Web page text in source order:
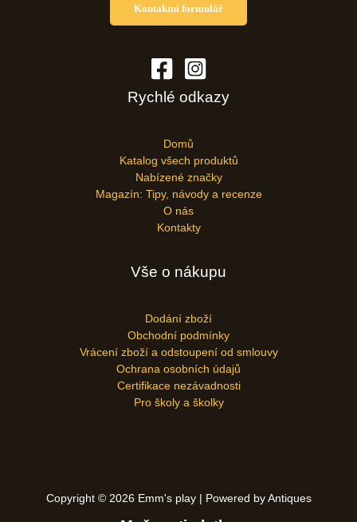
Kontaktní formulář
Rychlé odkazy
Domů
Katalog všech produktů
Nabízené značky
Magazín: Tipy, návody a recenze
O nás
Kontakty
Vše o nákupu
Dodání zboží
Obchodní podmínky
Vrácení zboží a odstoupení od smlouvy
Ochrana osobních údajů
Certifikace nezávadnosti
Pro školy a školky
Copyright © 2026 Emm's play | Powered by Antiques